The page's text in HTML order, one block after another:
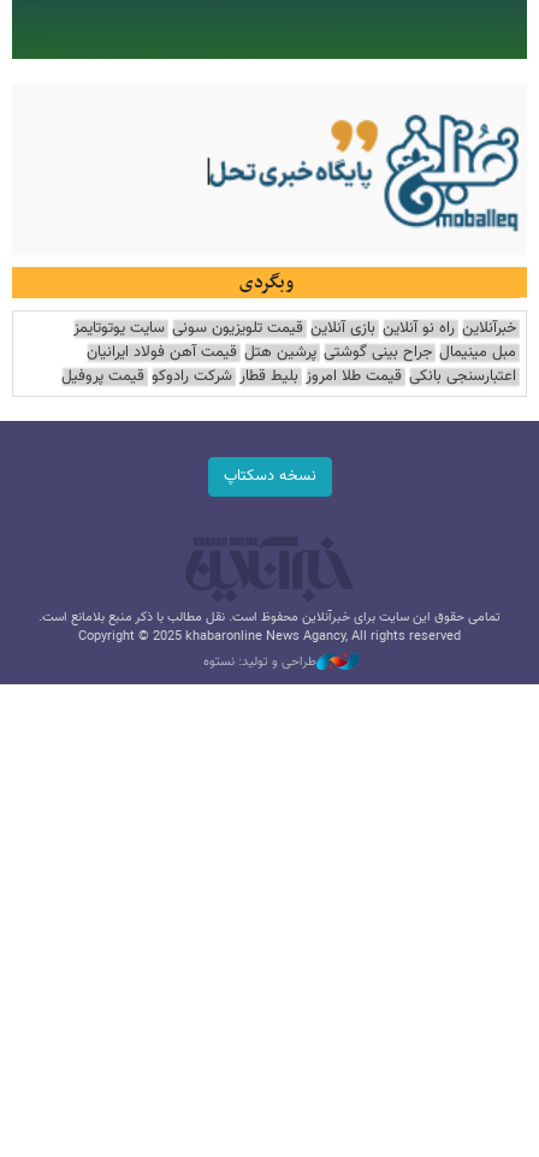
وبگردی
خبرآنلاین راه نو آنلاین بازی آنلاین قیمت تلویزیون سونی سایت یوتوتایمز
مبل مینیمال جراح بینی گوشتی پرشین هتل قیمت آهن فولاد ایرانیان
اعتبارسنجی بانکی قیمت طلا امروز بلیط قطار شرکت رادوکو قیمت پروفیل
نسخه دسکتاپ
تمامی حقوق این سایت برای خبرآنلاین محفوظ است. نقل مطالب با ذکر منبع بلامانع است.
Copyright © 2025 khabaronline News Agancy, All rights reserved
طراحی و تولید: نستوه